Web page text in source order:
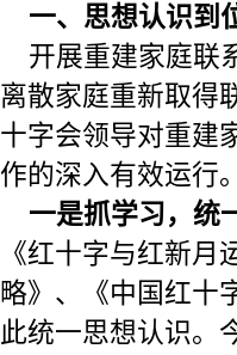
一、思想认识到
开展重建家庭联
离散家庭重新取得
十字会领导对重建
作的深入有效
一是抓学习，统
《红十字与红新
略》、《中国红十
此统一思想认识。